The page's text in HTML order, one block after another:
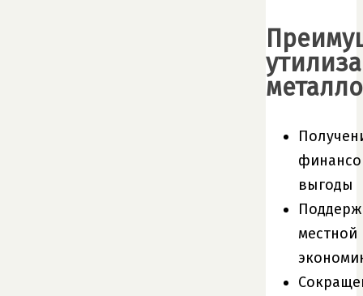
выгоды
местной